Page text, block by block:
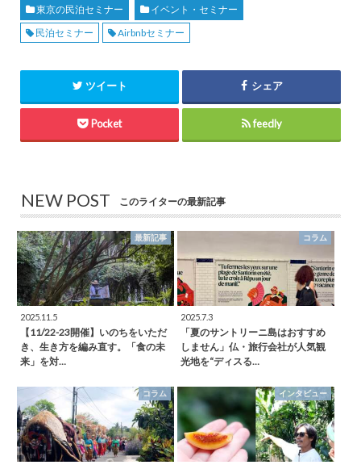
東京の民泊セミナー
イベント・セミナー
民泊セミナー
Airbnbセミナー
ツイート シェア
Pocket feedly
NEW POST このライターの最新記事
最新記事
2025.11.5
【11/22-23開催】いのちをいただ
き、生き方を編み直す。「食の未
来」を対…
コラム
2025.7.3
「夏のサントリーニ島はおすすめ
しません」仏・旅行会社が人気観
光地を“ディスる…
コラム インタビュー